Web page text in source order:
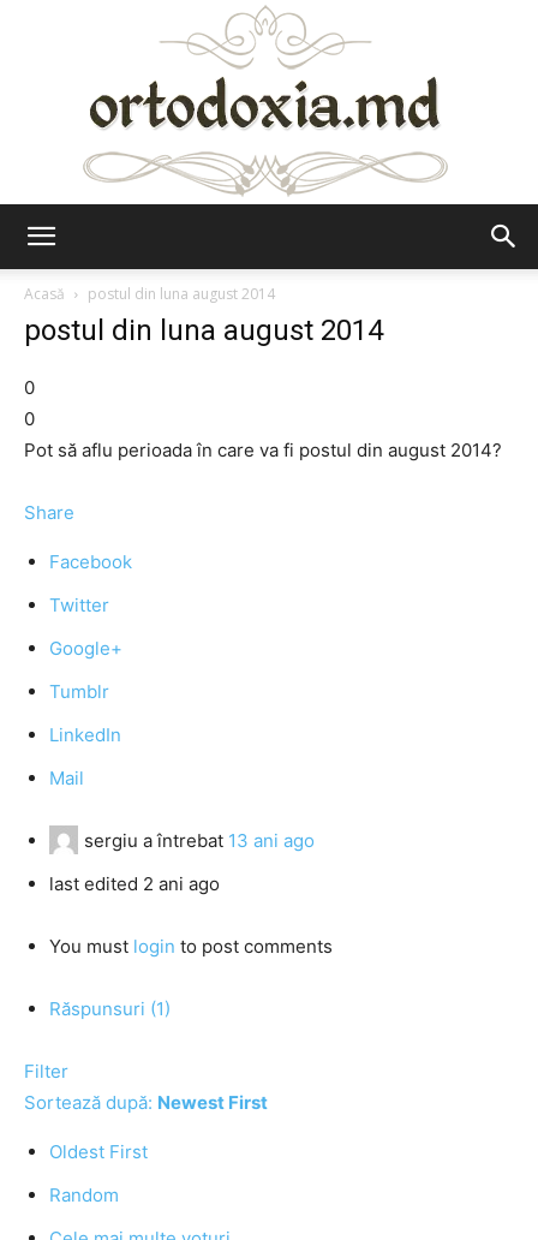
Acasă
postul din luna august 2014
postul din luna august 2014
0
0
Pot să aflu perioada în care va fi postul din august 2014?
Share
Facebook
Twitter
Google+
Tumblr
LinkedIn
Mail
sergiu a întrebat 13 ani ago
last edited 2 ani ago
You must login to post comments
Răspunsuri (1)
Filter
Sortează după: Newest First
Oldest First
Random